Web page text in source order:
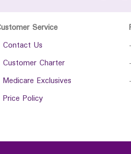
Service
Contact Us
Customer Charter
Medicare Exclusives
Price Policy